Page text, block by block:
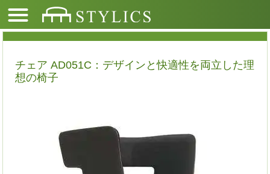
チェア AD051C：デザインと快適性を両立した理
想の椅子